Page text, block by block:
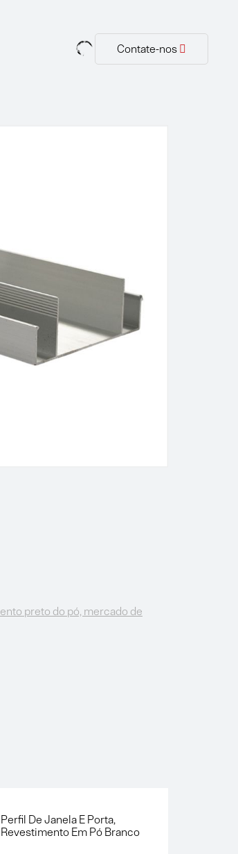
Contate-nos 
preto do pó, mercado de
Perfil De Janela E Porta,
Revestimento Em Pó Branco